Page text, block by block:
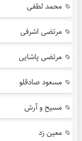
محمد لطفی
مرتضی اشرفی
مرتضی پاشایی
مسعود صادقلو
مسیح و آرش
معین زد